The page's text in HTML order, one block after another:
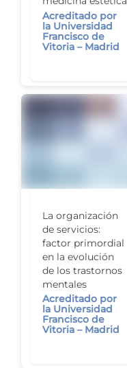
Acreditado por
la Universidad
Francisco de
Vitoria – Madrid
La organización
de servicios:
factor primordial
en la evolución
de los trastornos
mentales
Acreditado por
la Universidad
Francisco de
Vitoria – Madrid